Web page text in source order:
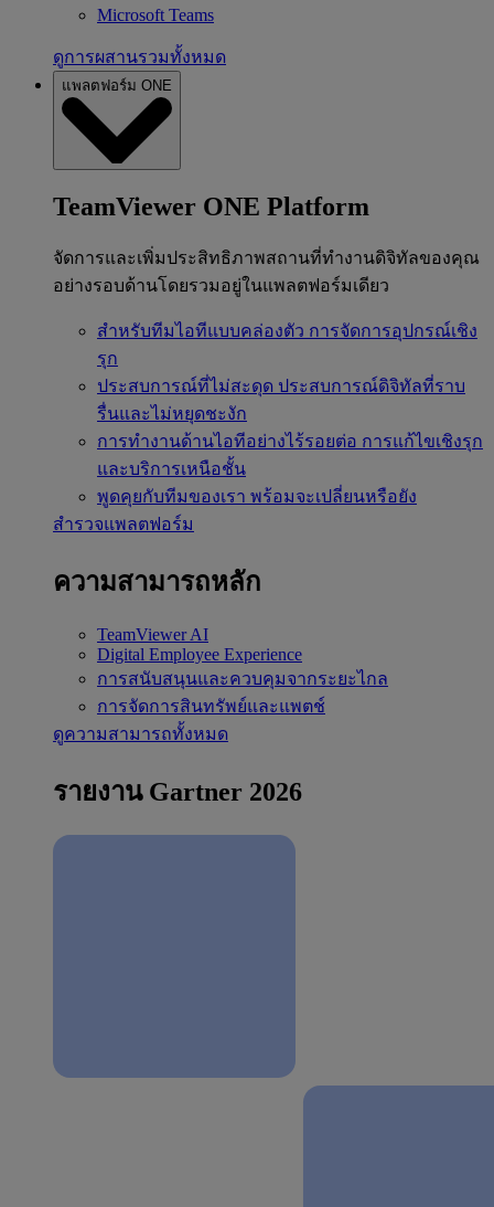
Microsoft Teams
ดูการผสานรวมทั้งหมด
แพลตฟอร์ม ONE
TeamViewer ONE Platform
จัดการและเพิ่มประสิทธิภาพสถานที่ทำงานดิจิทัลของคุณ
อย่างรอบด้านโดยรวมอยู่ในแพลตฟอร์มเดียว
สำหรับทีมไอทีแบบคล่องตัว การจัดการอุปกรณ์เชิง
รุก
ประสบการณ์ที่ไม่สะดุด ประสบการณ์ดิจิทัลที่ราบ
รื่นและไม่หยุดชะงัก
การทำงานด้านไอทีอย่างไร้รอยต่อ การแก้ไขเชิงรุก
และบริการเหนือชั้น
พูดคุยกับทีมของเรา พร้อมจะเปลี่ยนหรือยัง
สำรวจแพลตฟอร์ม
ความสามารถหลัก
TeamViewer AI
Digital Employee Experience
การสนับสนุนและควบคุมจากระยะไกล
การจัดการสินทรัพย์และแพตช์
ดูความสามารถทั้งหมด
รายงาน Gartner 2026